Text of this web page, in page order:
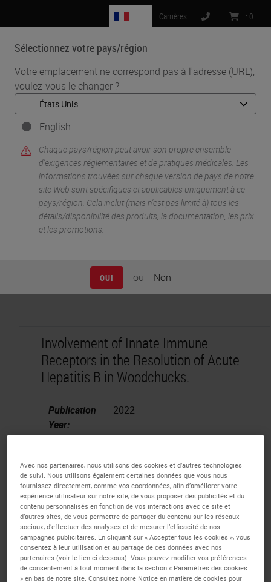
Sélectionnez votre pays/région
Votre emplacement ne correspond pas à l'adresse (URL),
voulez-vous le changer ?
English
Chaque pays/région peut avoir son propre ensemble
d'exigences réglementaires et de pratiques médicales. Les
informations trouvées sur chaque version de pays de notre
site Web sont spécifiques et applicables uniquement à ce
pays/région. Cela inclut (mais n'est pas limité à) tous les
détails/disponibilité des produits, la documentation, les prix
et les promotions.
OUI ou Non
Carrières : 0
MENU
Accueil • Life Sciences And Research Solutions •
Peer-Reviewed Publications Repository •
Peer-Reviewed Publications Repository - Aperio GT 450
Peer-Reviewed
Publications
Repository - Aperio
Involvement of Innate Immune
Receptors in the Resolution of Acute
Hepatitis B in Woodchucks.
Publication
Year:
2022
PMID: PMC8340647
Publication:
Frontiers in Immunology.
2021;12.
doi:10.3389/fimmu.2021.713420
Institute:
Department of Microbiology &
Avec nos partenaires, nous utilisons des cookies et d’autres technologies
de suivi. Nous utilisons également certaines données que vous nous
fournissez directement, comme vos coordonnées, afin d’améliorer votre
expérience utilisateur sur notre site, de vous proposer des publicités et du
contenu personnalisés en fonction de vos interactions avec ce site et
d’autres sites, de vous permettre de partager du contenu sur les réseaux
sociaux, d’effectuer des analyses et de mesurer l’efficacité de nos
campagnes publicitaires. En cliquant sur « Accepter tous les cookies », vous
consentez à leur utilisation et au partage de ces données avec nos
partenaires (voir le lien ci-dessous). Vous pouvez modifier vos préférences
de consentement à tout moment dans la section « Paramètres des cookies
» en bas de notre site. Consultez notre Notice en matière de cookies pour